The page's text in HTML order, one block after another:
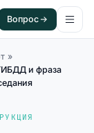
Вопрос
»
и фраза